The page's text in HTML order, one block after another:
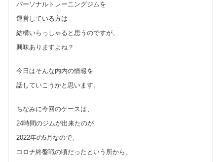
パーソナルトレーニングジムを
運営している方は
結構いらっしゃると思うのですが、
興味ありますよね？
今日はそんな内内の情報を
話していこうかと思います。
ちなみに今回のケースは、
24時間のジムが出来たのが
2022年の5月なので、
コロナ終盤戦の頃だったという所から、